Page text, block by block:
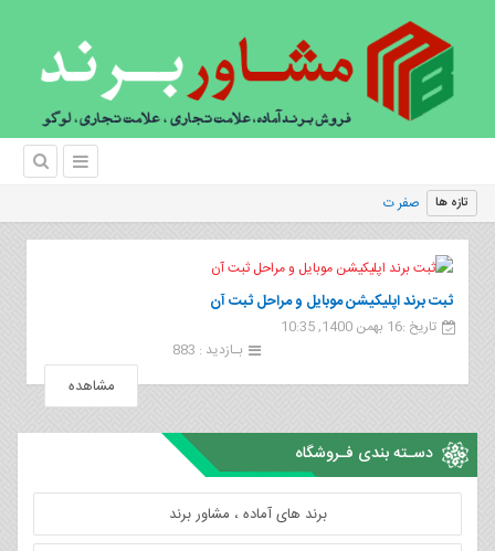
تازه ها صفر تا صد ش
ثبت برند اپلیکیشن موبایل و مراحل ثبت آن
تاریخ :16 بهمن 1400, 10:35
بـازدید : 883
مشاهده
دسـته بندی فـروشگاه
برند های آماده ، مشاور برند